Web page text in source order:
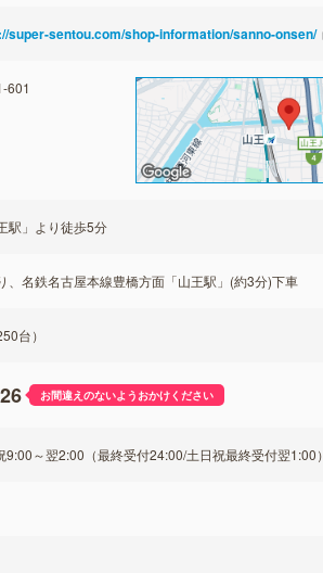
super-sentou.com/shop-information/sanno-onsen/
601
駅」より徒歩5分
、名鉄名古屋本線豊橋方面「山王駅」(約3分)下車
台）
お間違えのないようおかけください
～翌2:00（最終受付24:00/土日祝最終受付翌1:00）